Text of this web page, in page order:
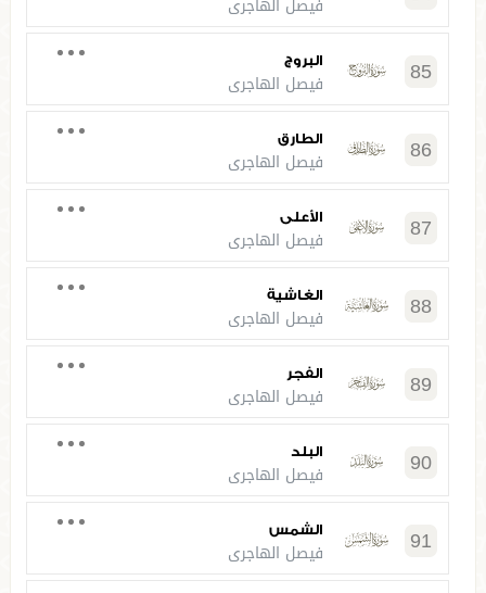
فيصل الهاجري
85 البروج
فيصل الهاجري
86 الطارق
فيصل الهاجري
87 الأعلى
فيصل الهاجري
88 الغاشية
فيصل الهاجري
89 الفجر
فيصل الهاجري
90 البلد
فيصل الهاجري
91 الشمس
فيصل الهاجري